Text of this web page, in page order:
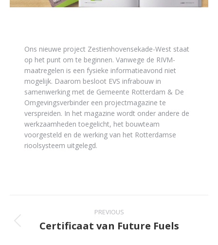
Ons nieuwe project Zestienhovensekade-West staat
op het punt om te beginnen. Vanwege de RIVM-
maatregelen is een fysieke informatieavond niet
mogelijk. Daarom besloot EVS infrabouw in
samenwerking met de Gemeente Rotterdam & De
Omgevingsverbinder een projectmagazine te
verspreiden. In het magazine wordt onder andere de
werkzaamheden toegelicht, het bouwteam
voorgesteld en de werking van het Rotterdamse
rioolsysteem uitgelegd.
PREVIOUS
Certificaat van Future Fuels